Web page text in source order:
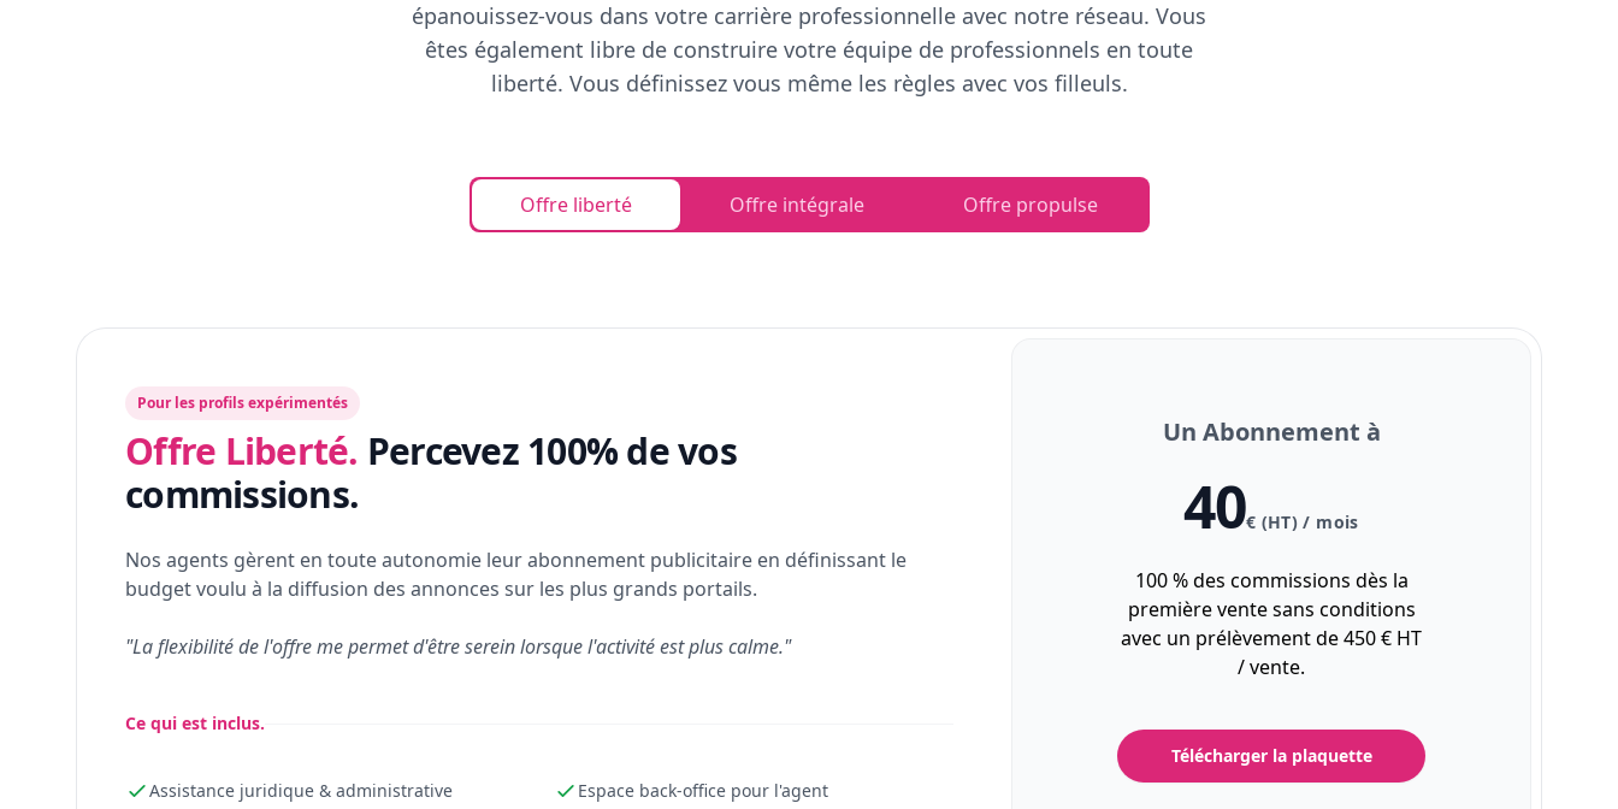
épanouissez-vous dans votre carrière professionnelle avec notre réseau. Vous
êtes également libre de construire votre équipe de professionnels en toute
liberté. Vous définissez vous même les règles avec vos filleuls.
Offre liberté Offre intégrale Offre propulse
Pour les profils expérimentés
Offre Liberté. Percevez 100% de vos
commissions.
Nos agents gèrent en toute autonomie leur abonnement publicitaire en définissant le
budget voulu à la diffusion des annonces sur les plus grands portails.
"La flexibilité de l'offre me permet d'être serein lorsque l'activité est plus calme."
Ce qui est inclus.
Assistance juridique & administrative Espace back-office pour l'agent
Un Abonnement à
40€ (HT) / mois
100 % des commissions dès la
première vente sans conditions
avec un prélèvement de 450 € HT
/ vente.
Télécharger la plaquette